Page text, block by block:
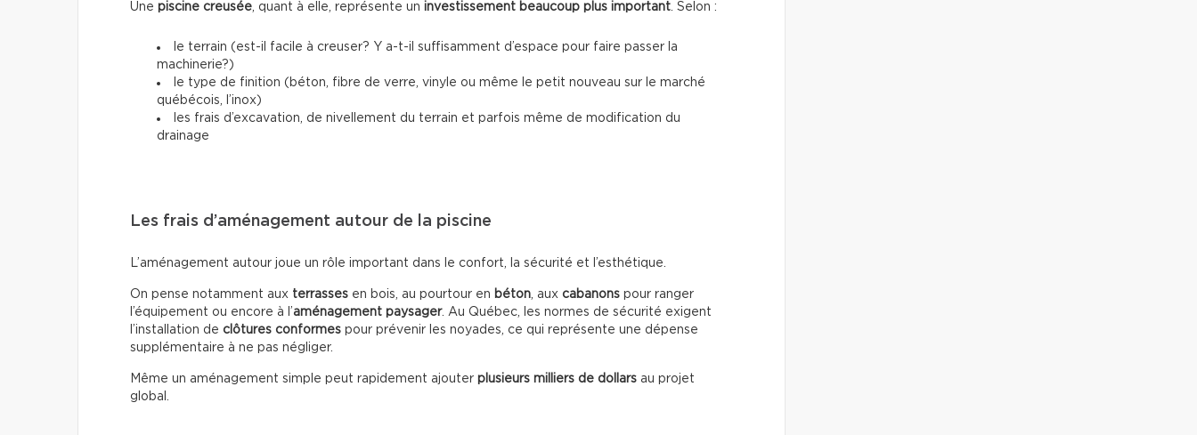
Une piscine creusée, quant à elle, représente un investissement beaucoup plus important. Selon :
le terrain (est-il facile à creuser? Y a-t-il suffisamment d’espace pour faire passer la
machinerie?)
le type de finition (béton, fibre de verre, vinyle ou même le petit nouveau sur le marché
québécois, l’inox)
les frais d’excavation, de nivellement du terrain et parfois même de modification du
drainage
Les frais d’aménagement autour de la piscine
L’aménagement autour joue un rôle important dans le confort, la sécurité et l’esthétique.
On pense notamment aux terrasses en bois, au pourtour en béton, aux cabanons pour ranger
l’équipement ou encore à l’aménagement paysager. Au Québec, les normes de sécurité exigent
l’installation de clôtures conformes pour prévenir les noyades, ce qui représente une dépense
supplémentaire à ne pas négliger.
Même un aménagement simple peut rapidement ajouter plusieurs milliers de dollars au projet
global.